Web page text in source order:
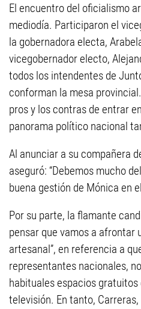
El encuentro del oficialismo
mediodía. Participaron el
la gobernadora electa,
vicegobernador electo,
todos los intendentes de
conforman la mesa
pros y los contras de entrar
panorama político nacional
Al anunciar a su compañera
aseguró: “Debemos mucho
buena gestión de Mónica en
Por su parte, la flamante
pensar que vamos a afrontar
artesanal”, en referencia a
representantes nacionales,
habituales espacios gratuitos
televisión. En tanto, Carreras,